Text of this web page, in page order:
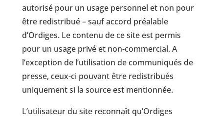
autorisé pour un usage personnel et non pour
être redistribué – sauf accord préalable
d’Ordiges. Le contenu de ce site est permis
pour un usage privé et non-commercial. A
l’exception de l’utilisation de communiqués de
presse, ceux-ci pouvant être redistribués
uniquement si la source est mentionnée.
L’utilisateur du site reconnaît qu’Ordiges